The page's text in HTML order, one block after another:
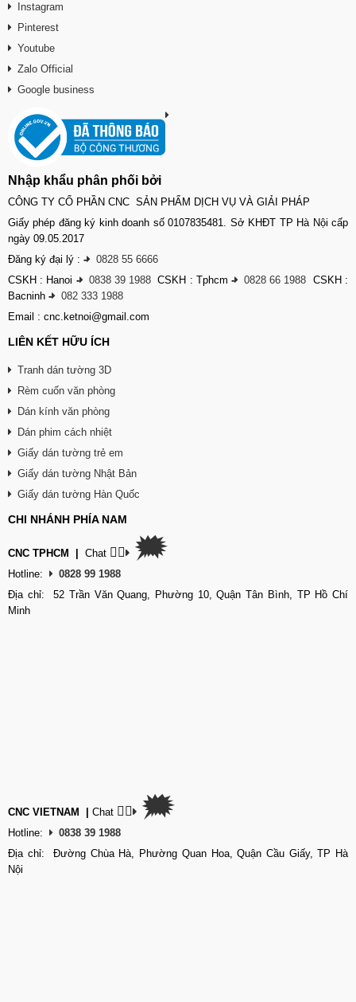
Instagram
Pinterest
Youtube
Zalo Official
Google business
Nhập khẩu phân phối bởi
CÔNG TY CỔ PHẦN CNC SẢN PHẨM DỊCH VỤ VÀ GIẢI PHÁP
Giấy phép đăng ký kinh doanh số 0107835481. Sở KHĐT TP Hà Nội cấp
ngày 09.05.2017
Đăng ký đại lý : -
0828 55 6666
CSKH : Hanoi - 0838 39 1988 CSKH : Tphcm- 0828 66 1988 CSKH :
Bacninh -
082 333 1988
Email : cnc.ketnoi@gmail.com
LIÊN KẾT HỮU ÍCH
Tranh dán tường 3D
Rèm cuốn văn phòng
Dán kính văn phòng
Dán phim cách nhiệt
Giấy dán tường trẻ em
Giấy dán tường Nhật Bản
Giấy dán tường Hàn Quốc
CHI NHÁNH PHÍA NAM
CNC TPHCM Chat 👉🏽 🗯
Hotline:
0828 99 1988
Địa chỉ: 52 Trần Văn Quang, Phường 10, Quận Tân Bình, TP Hồ Chí
Minh
CNC VIETNAM Chat 👉🏽 🗯
Hotline:
0838 39 1988
Địa chỉ: Đường Chùa Hà, Phường Quan Hoa, Quận Cầu Giấy, TP Hà
Nội